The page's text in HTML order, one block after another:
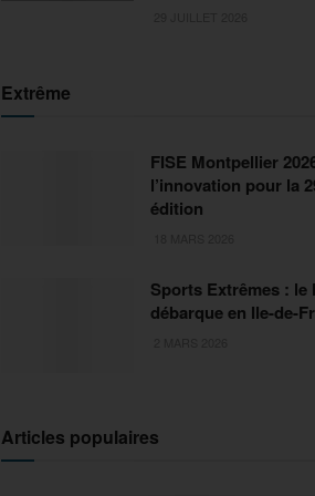
Extrême
FISE Montpellier
l’innovation pour la
édition
Sports Extrêmes : le
débarque en Ile-de-
Articles populaires